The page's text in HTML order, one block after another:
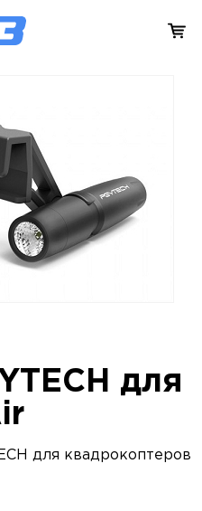
для
для квадрокоптеров